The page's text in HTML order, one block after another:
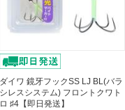
ダイワ 鏡牙フックSS LJ BL(バラ
シレスシステム) フロントクワト
ロ ♯4【即日発送】